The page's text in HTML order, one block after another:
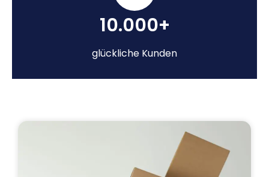
10.000+
glückliche Kunden